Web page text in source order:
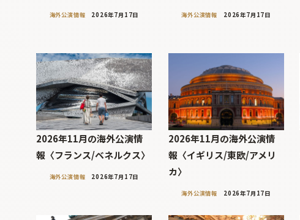
海外公演情報 2026年7月17日 海外公演情報 2026年7月17日
2026年11月の海外公演情
報〈フランス/ベネルクス〉
海外公演情報 2026年7月17日
2026年11月の海外公演情
報〈イギリス/東欧/アメリ
カ〉
海外公演情報 2026年7月17日